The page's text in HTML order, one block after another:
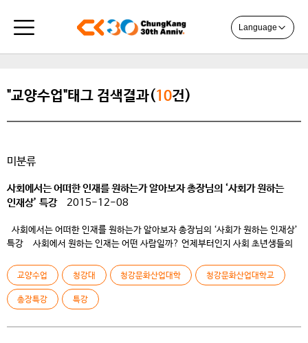
Language
"교양수업"태그 검색결과(10건)
미분류
사회에서는 어떠한 인재를 원하는가 알아보자 총장님의 ‘사회가 원하는
인재상’ 특강
2015-12-08
사회에서는 어떠한 인재를 원하는가 알아보자 총장님의 ‘사회가 원하는 인재상’
특강 사회에서 원하는 인재는 어떤 사람일까? 언제부터인지 사회 초년생들의
콘텐츠들이 우후죽순 생산되고 있다. 사회에 대한 막연한 불안감은 졸업을 앞둔
재학생들을 위축시킨다. 사회활동에 대한 올바른 개념이 정립된다면 이러한
두려움은 충분히 해소되지 않을까? 이러한 청강대 […]
교양수업 청강대 청강문화산업대학 청강문화산업대학교
총장특강 특강